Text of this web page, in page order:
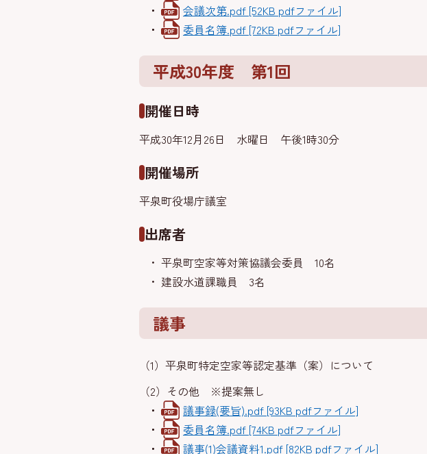
会議次第.pdf [52KB pdfファイル]
委員名簿.pdf [72KB pdfファイル]
平成30年度 第1回
開催日時
平成30年12月26日 水曜日 午後1時30分
開催場所
平泉町役場庁議室
出席者
平泉町空家等対策協議会委員 10名
建設水道課職員 3名
議事
（1）平泉町特定空家等認定基準（案）について
（2）その他 ※提案無し
議事録(要旨).pdf [93KB pdfファイル]
委員名簿.pdf [74KB pdfファイル]
議事(1)会議資料1.pdf [82KB pdfファイル]